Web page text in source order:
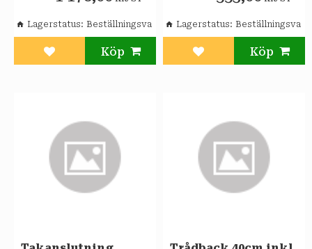
Lägg till i favoriter
Lagerstatus Beställningsvara
Lägg till i favoriter
Lagerstatus Beställningsvara